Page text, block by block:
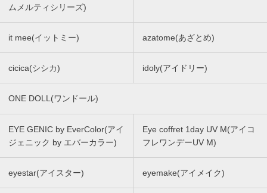
ムメルティシリーズ)
it mee(イットミー) azatome(あざとめ)
cicica(シシカ) idoly(アイドリー)
ONE DOLL(ワンドール)
EYE GENIC by EverColor(アイ
ジェニック by エバーカラー)
Eye coffret 1day UV M(アイコ
フレワンデーUV M)
eyestar(アイスター) eyemake(アイメイク)